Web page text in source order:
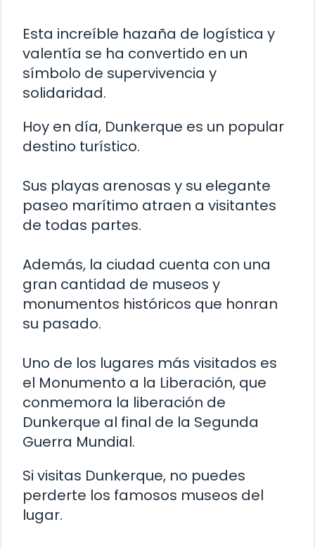
Esta increíble hazaña de logística y
valentía se ha convertido en un
símbolo de supervivencia y
solidaridad.
Hoy en día, Dunkerque es un popular
destino turístico.
Sus playas arenosas y su elegante
paseo marítimo atraen a visitantes
de todas partes.
Además, la ciudad cuenta con una
gran cantidad de museos y
monumentos históricos que honran
su pasado.
Uno de los lugares más visitados es
el Monumento a la Liberación, que
conmemora la liberación de
Dunkerque al final de la Segunda
Guerra Mundial.
Si visitas Dunkerque, no puedes
perderte los famosos museos del
lugar.